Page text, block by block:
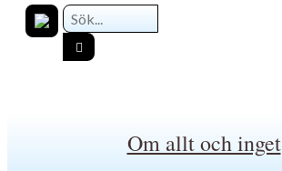
Om allt och inget